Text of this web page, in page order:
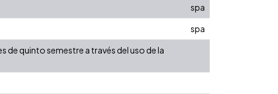
spa
spa
quinto semestre a través del uso de la